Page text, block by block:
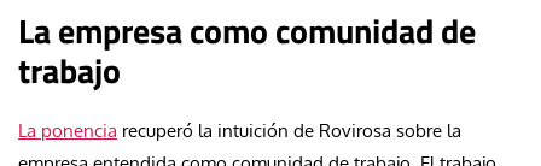
La empresa como comunidad de
trabajo
La ponencia recuperó la intuición de Rovirosa sobre la